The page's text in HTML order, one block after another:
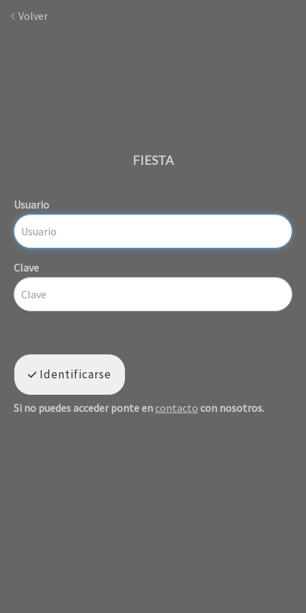
Volver
FIESTA
Usuario
Clave
Identificarse
Si no puedes acceder ponte en contacto con nosotros.